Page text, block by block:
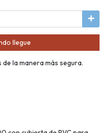
llegue
la manera más segura.